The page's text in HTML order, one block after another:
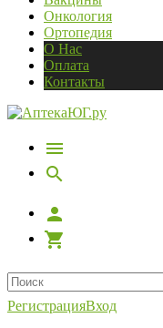
Онкология
Ортопедия
О Нас
Оплата
Контакты
РегистрацияВход